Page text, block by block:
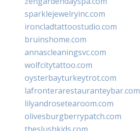
sparklejewelryinc.com
ironcladtattoostudio.com
bruinshome.com
annascleaningsvc.com
wolfcitytattoo.com
oysterbayturkeytrot.com
lafronterarestauranteybar.com
lilyandrosetearoom.com
olivesburgberrypatch.com